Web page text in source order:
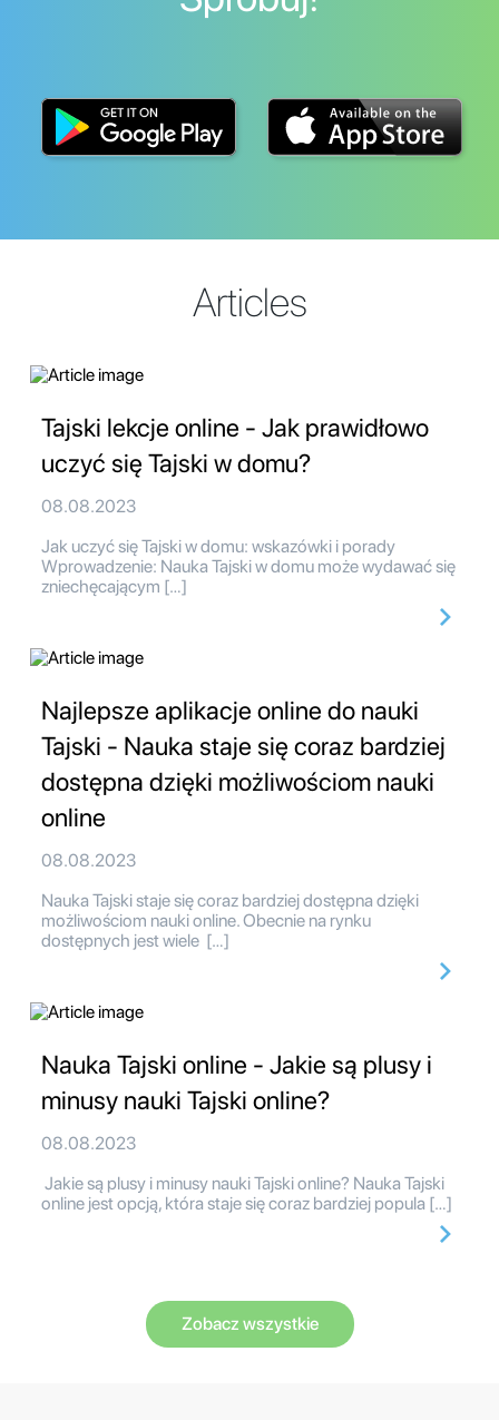
Articles
Tajski lekcje online - Jak prawidłowo
uczyć się Tajski w domu?
08.08.2023
Jak uczyć się Tajski w domu: wskazówki i porady
Wprowadzenie: Nauka Tajski w domu może wydawać się
zniechęcającym […]
Najlepsze aplikacje online do nauki
Tajski - Nauka staje się coraz bardziej
dostępna dzięki możliwościom nauki
online
08.08.2023
Nauka Tajski staje się coraz bardziej dostępna dzięki
możliwościom nauki online. Obecnie na rynku
dostępnych jest wiele […]
Nauka Tajski online - Jakie są plusy i
minusy nauki Tajski online?
08.08.2023
Jakie są plusy i minusy nauki Tajski online? Nauka Tajski
online jest opcją, która staje się coraz bardziej popula […]
Zobacz wszystkie